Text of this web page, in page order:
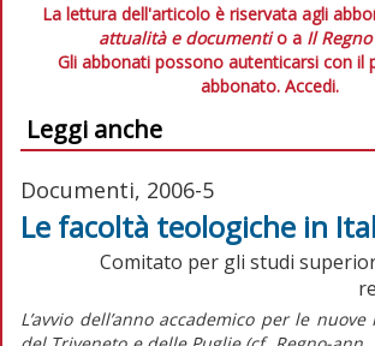
La lettura dell'articolo è riservata agli
attualità e documentio a Il
Gli abbonati possono autenticarsi con il
abbonato. Accedi.
Leggi anche
Documenti, 2006-5
Le facoltà teologiche in
Comitato per gli studi
L’avvio dell’anno accademico per le